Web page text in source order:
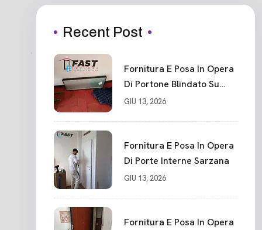
Recent Post
Fornitura E Posa In Opera
Di Portone Blindato Su
Misura In PVC, Panello
Punti La Spezia
GIU 13, 2026
Fornitura E Posa In Opera
Di Porte Interne Sarzana
GIU 13, 2026
Fornitura E Posa In Opera